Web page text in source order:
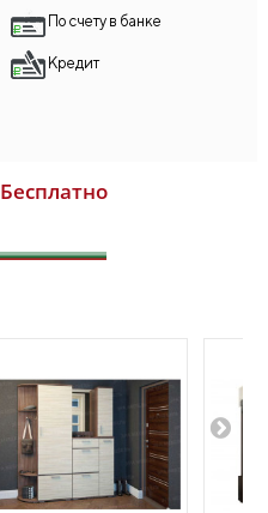
Бесплатно
По счету в банке
Кредит